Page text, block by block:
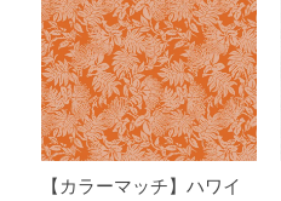
【カラーマッチ】ハワイ